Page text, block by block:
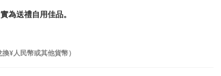
為送禮自用佳品。
換¥人民幣或其他貨幣）